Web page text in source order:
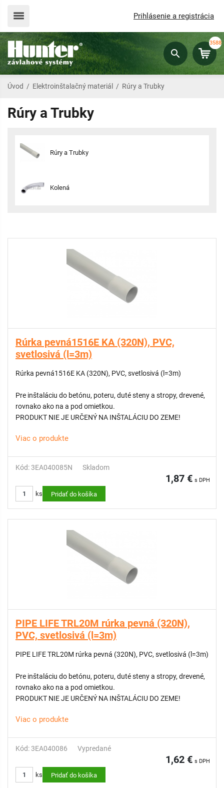
Prihlásenie a registrácia
3588
Úvod / Elektroinštalačný materiál / Rúry a Trubky
Rúry a Trubky
Rúry a Trubky
Kolená
Rúrka pevná1516E KA (320N), PVC,
svetlosivá (l=3m)
Rúrka pevná1516E KA (320N), PVC, svetlosivá (l=3m)
Pre inštaláciu do betónu, poteru, duté steny a stropy, drevené,
rovnako ako na a pod omietkou.
PRODUKT NIE JE URČENÝ NA INŠTALÁCIU DO ZEME!
Viac o produkte
Kód: 3EA040085N Skladom
1,87 € s DPH
ks Pridať do košíka
PIPE LIFE TRL20M rúrka pevná (320N),
PVC, svetlosivá (l=3m)
PIPE LIFE TRL20M rúrka pevná (320N), PVC, svetlosivá (l=3m)
Pre inštaláciu do betónu, poteru, duté steny a stropy, drevené,
rovnako ako na a pod omietkou.
PRODUKT NIE JE URČENÝ NA INŠTALÁCIU DO ZEME!
Viac o produkte
Kód: 3EA040086 Vypredané
1,62 € s DPH
ks Pridať do košíka